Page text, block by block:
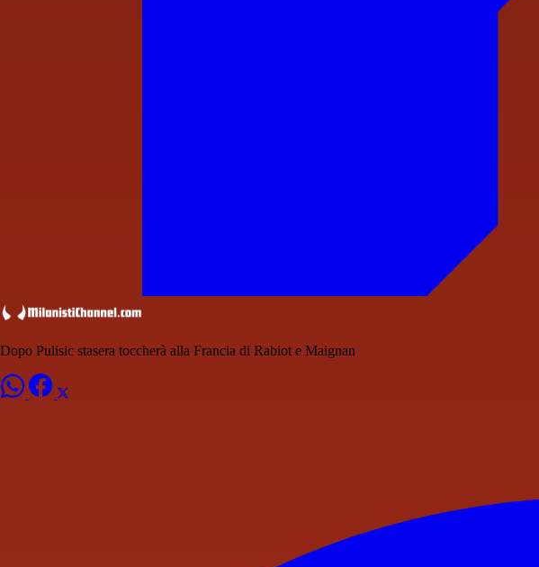
Dopo Pulisic stasera toccherà alla Francia di Rabiot e Maignan